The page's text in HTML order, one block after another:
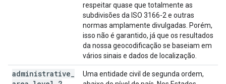
respeitar quase que totalmente as
subdivisões da ISO 3166-2 e outras
normas amplamente divulgadas. Porém,
isso não é garantido, já que os resultados
da nossa geocodificação se baseiam em
vários sinais e dados de localização.
administrative
Uma entidade civil de segunda ordem,